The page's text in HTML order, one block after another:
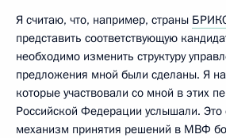
Я считаю, что, например, страны
представить соответствующую
необходимо изменить структуру
предложения мной были сделаны. Я
которые участвовали со мной в этих
Российской Федерации услышали.
механизм принятия решений в МВФ